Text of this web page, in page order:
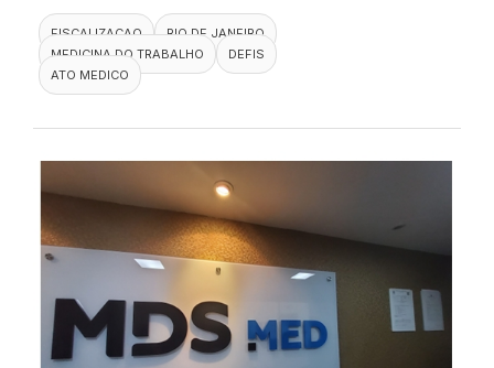
FISCALIZACAO
RIO DE JANEIRO
MEDICINA DO TRABALHO
DEFIS
ATO MEDICO